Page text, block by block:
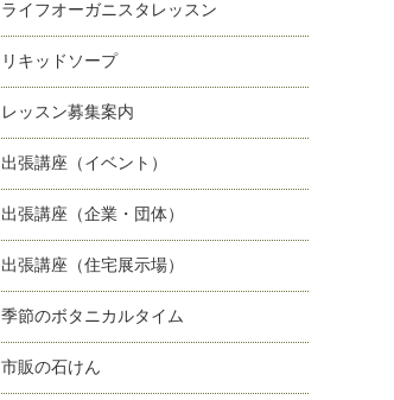
ライフオーガニスタレッスン
リキッドソープ
レッスン募集案内
出張講座（イベント）
出張講座（企業・団体）
出張講座（住宅展示場）
季節のボタニカルタイム
市販の石けん